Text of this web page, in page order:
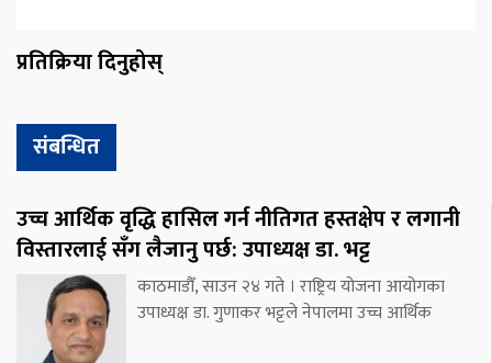
प्रतिक्रिया दिनुहोस्
संबन्धित
उच्च आर्थिक वृद्धि हासिल गर्न नीतिगत हस्तक्षेप र लगानी
विस्तारलाई सँग लैजानु पर्छ: उपाध्यक्ष डा. भट्ट
काठमाडौँ, साउन २४ गते । राष्ट्रिय योजना आयोगका
उपाध्यक्ष डा. गुणाकर भट्टले नेपालमा उच्च आर्थिक